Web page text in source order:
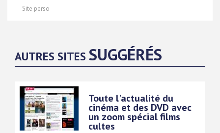
Site perso
AUTRES SITES SUGGÉRÉS
Toute l'actualité du
cinéma et des DVD avec
un zoom spécial films
cultes